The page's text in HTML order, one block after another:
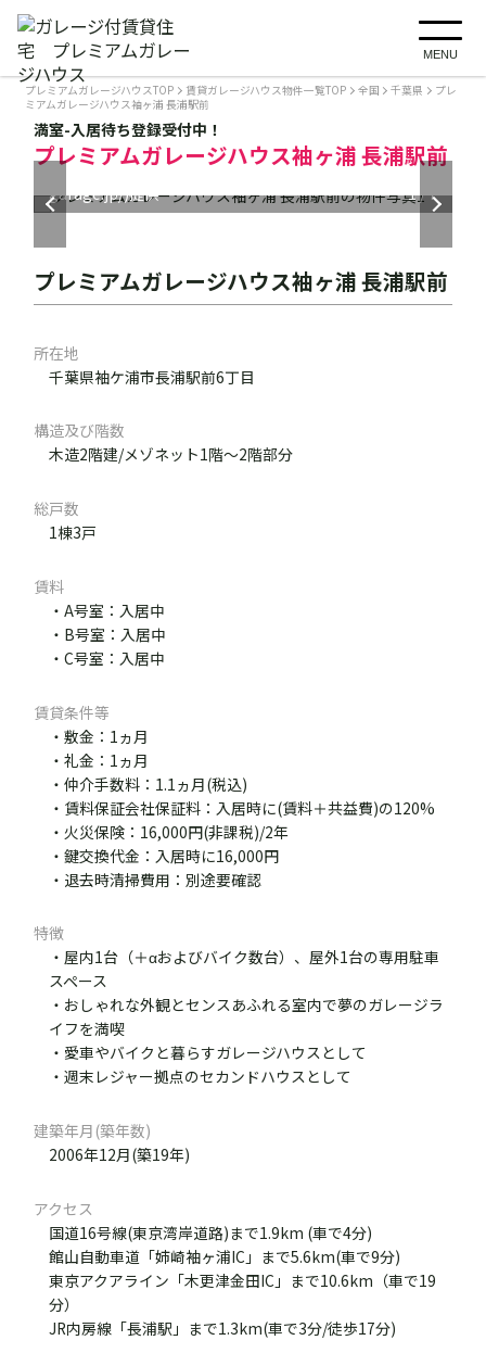
MENU
プレミアムガレージハウスTOP 賃貸ガレージハウス物件一覧TOP 全国 千葉県
プレ
ミアムガレージハウス袖ヶ浦 長浦駅前
満室-入居待ち登録受付中！
プレミアムガレージハウス袖ヶ浦 長浦駅前
1/7
外観写真 ガレージ前に車1台分の外置き専用駐車
garage.jp/)提供
1階ガレージ 車1台分+αの駐車場スペース
1階ガレージ ガレージ内に水道、コンセントあり
2階居住スペース
2階居住スペース
ガスコンロ設置可
水回りの設備も充実
プレミアムガレージハウス袖ヶ浦 長浦駅前
所在地
千葉県袖ケ浦市長浦駅前6丁目
構造及び階数
木造2階建/メゾネット1階～2階部分
総戸数
1棟3戸
賃料
・A号室：入居中
・B号室：入居中
・C号室：入居中
賃貸条件等
・敷金：1ヵ月
・礼金：1ヵ月
・仲介手数料：1.1ヵ月(税込)
・賃料保証会社保証料：入居時に(賃料＋共益費)の120%
・火災保険：16,000円(非課税)/2年
・鍵交換代金：入居時に16,000円
・退去時清掃費用：別途要確認
特徴
・屋内1台（＋αおよびバイク数台）、屋外1台の専用駐車
スペース
・おしゃれな外観とセンスあふれる室内で夢のガレージラ
イフを満喫
・愛車やバイクと暮らすガレージハウスとして
・週末レジャー拠点のセカンドハウスとして
建築年月(築年数)
2006年12月(築19年)
アクセス
国道16号線(東京湾岸道路)まで1.9km (車で4分)
館山自動車道「姉崎袖ヶ浦IC」まで5.6km(車で9分)
東京アクアライン「木更津金田IC」まで10.6km（車で19
分）
JR内房線「長浦駅」まで1.3km(車で3分/徒歩17分)